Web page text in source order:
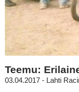
Teemu:
03.04.2017 - Lahti